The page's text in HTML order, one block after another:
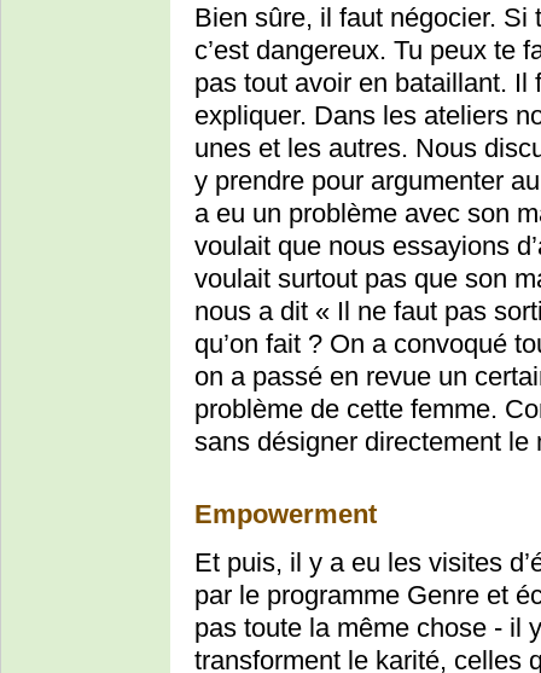
Bien sûre, il faut négocier. Si
c’est dangereux. Tu peux te
pas tout avoir en bataillant.
expliquer. Dans les ateliers
unes et les autres. Nous
y prendre pour argumenter
a eu un problème avec son
voulait que nous essayions
voulait surtout pas que son
nous a dit « Il ne faut pas
qu’on fait ? On a convoqué
on a passé en revue un
problème de cette femme.
sans désigner directement le
Empowerment
Et puis, il y a eu les visites
par le programme Genre et
pas toute la même chose - il
transforment le karité, celles